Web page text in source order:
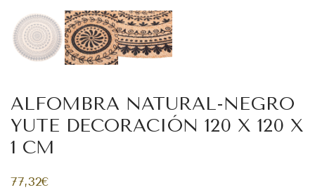
ALFOMBRA NATURAL-NEGRO
YUTE DECORACIÓN 120 X 120 X
1 CM
77,32€